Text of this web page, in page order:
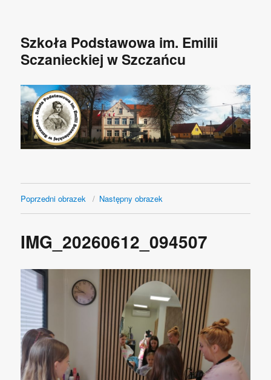
Szkoła Podstawowa im. Emilii
Sczanieckiej w Szczańcu
Poprzedni obrazek Następny obrazek
IMG_20260612_094507